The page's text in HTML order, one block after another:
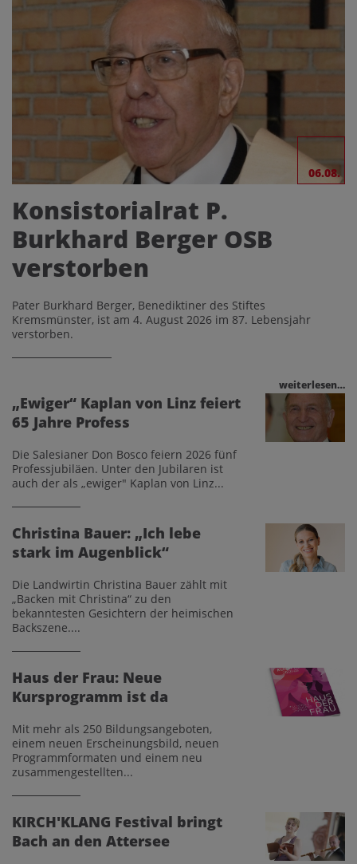
06.08.
Konsistorialrat P.
Burkhard Berger OSB
verstorben
Pater Burkhard Berger, Benediktiner des Stiftes
Kremsmünster, ist am 4. August 2026 im 87. Lebensjahr
verstorben.
weiterlesen…
„Ewiger“ Kaplan von Linz feiert
65 Jahre Profess
Die Salesianer Don Bosco feiern 2026 fünf
Professjubiläen. Unter den Jubilaren ist
auch der als „ewiger" Kaplan von Linz...
Christina Bauer: „Ich lebe
stark im Augenblick“
Die Landwirtin Christina Bauer zählt mit
„Backen mit Christina“ zu den
bekanntesten Gesichtern der heimischen
Backszene....
Haus der Frau: Neue
Kursprogramm ist da
Mit mehr als 250 Bildungsangeboten,
einem neuen Erscheinungsbild, neuen
Programmformaten und einem neu
zusammengestellten...
KIRCH'KLANG Festival bringt
Bach an den Attersee